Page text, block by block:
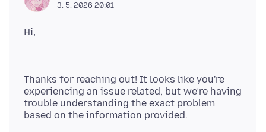
3. 5. 2026 20:01
Thanks for reaching out! It looks like you're
experiencing an issue related, but we’re having
trouble understanding the exact problem